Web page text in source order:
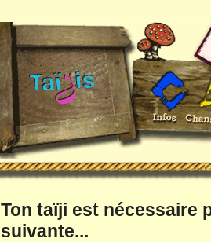
Ton taïji est nécessaire
suivante...